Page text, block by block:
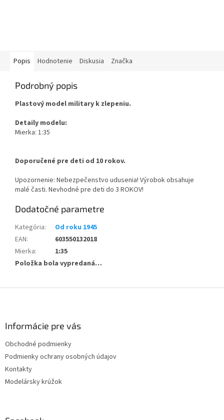
Popis Hodnotenie Diskusia Značka
Podrobný popis
Plastový model military k zlepeniu.
Detaily modelu:
Mierka: 1:35
Doporučené pre deti od 10 rokov.
Upozornenie: Nebezpečenstvo udusenia! Výrobok obsahuje
malé časti. Nevhodné pre deti do 3 ROKOV!
Dodatočné parametre
Kategória:
Od roku 1945
EAN:
603550132018
Mierka:
1:35
Položka bola vypredaná…
Informácie pre vás
Obchodné podmienky
Podmienky ochrany osobných údajov
Kontakty
Modelársky krúžok